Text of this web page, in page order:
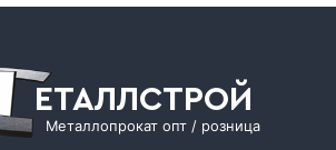
ЕТАЛЛСТРОЙ
Металлопрокат опт / розница